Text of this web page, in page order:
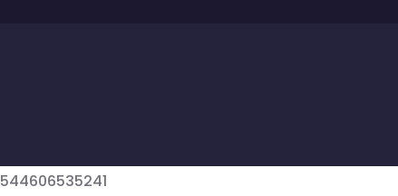
544606535241